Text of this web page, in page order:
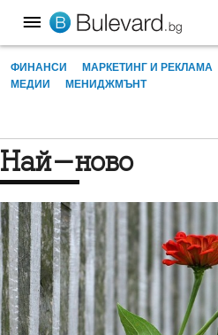
ФИНАНСИ МАРКЕТИНГ И РЕКЛАМА
МЕДИИ
МЕНИДЖМЪНТ
Най-ново